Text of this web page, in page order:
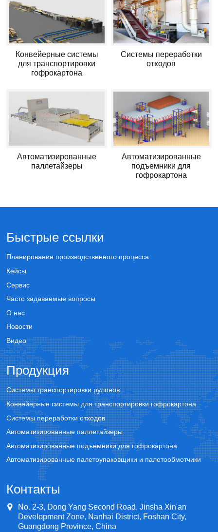
Конвейерные системы
для транспортировки
гофрокартона
Системы переработки
отходов
Автоматизированные
паллетайзеры
Автоматизированные
подъемники для
гофрокартона
Быстрые ссылки
Планирование производственного процесса
Кейсы
Сервис
Часто задаваемые вопросы
О нас
Новости
Видео
Продукция
Системы транспортировки рулонов
Конвейерные системы для транспортировки гофрокартона
Системы переработки отходов
Автоматизированные паллетайзеры
Автоматизированные подъемники для гофрокартона
Автоматизированные палетоупаковщики и палетообмотчики
Контакты
No. 2-3, Dong Yang Second Road, Jinsha Xin'an
Development Zone, Nanhai District, Foshan City,
Guangdong Province, China